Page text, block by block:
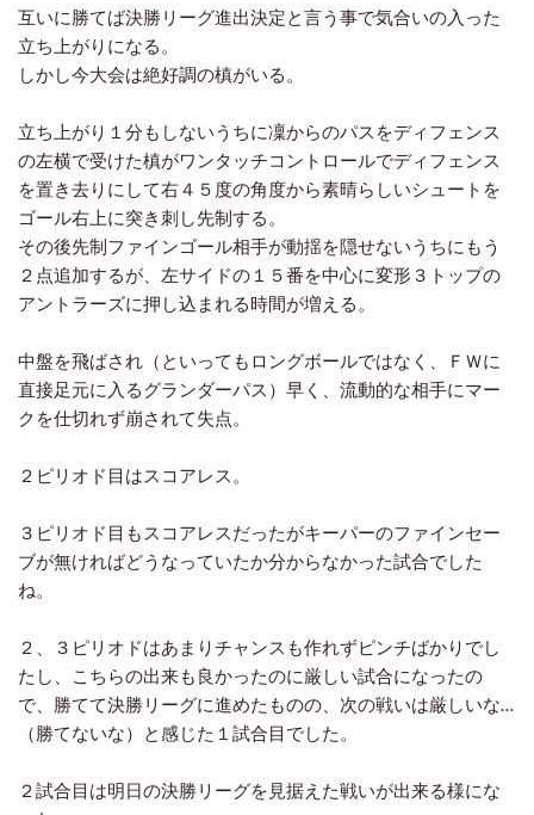
互いに勝てば決勝リーグ進出決定と言う事で気合いの入った
立ち上がりになる。
しかし今大会は絶好調の槙がいる。
立ち上がり１分もしないうちに凜からのパスをディフェンス
の左横で受けた槙がワンタッチコントロールでディフェンス
を置き去りにして右４５度の角度から素晴らしいシュートを
ゴール右上に突き刺し先制する。
その後先制ファインゴール相手が動揺を隠せないうちにもう
２点追加するが、左サイドの１５番を中心に変形３トップの
アントラーズに押し込まれる時間が増える。
中盤を飛ばされ（といってもロングボールではなく、ＦＷに
直接足元に入るグランダーパス）早く、流動的な相手にマー
クを仕切れず崩されて失点。
２ピリオド目はスコアレス。
３ピリオド目もスコアレスだったがキーパーのファインセー
ブが無ければどうなっていたか分からなかった試合でした
ね。
２、３ピリオドはあまりチャンスも作れずピンチばかりでし
たし、こちらの出来も良かったのに厳しい試合になったの
で、勝てて決勝リーグに進めたものの、次の戦いは厳しいな…
（勝てないな）と感じた１試合目でした。
２試合目は明日の決勝リーグを見据えた戦いが出来る様にな